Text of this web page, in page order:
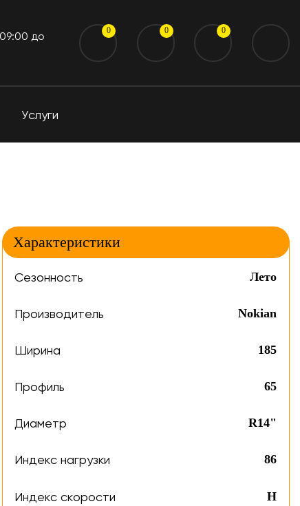
до
0 0 0
Услуги
Характеристики
Сезонность Лето
Производитель Nokian
Ширина 185
Профиль 65
Диаметр R14"
Индекс нагрузки 86
Индекс скорости H